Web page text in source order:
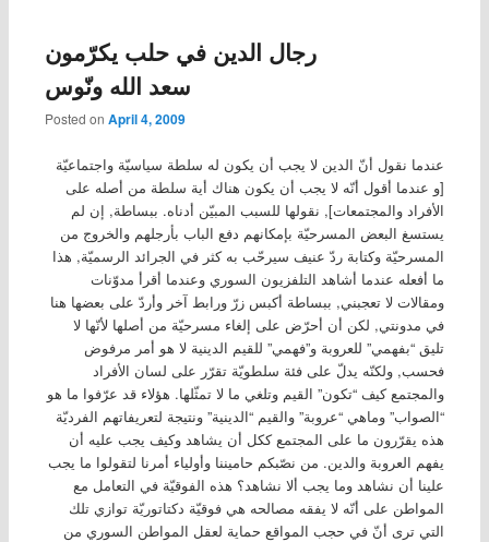
رجال الدين في حلب يكرّمون
سعد الله ونّوس
Posted on April 4, 2009
عندما نقول أنّ الدين لا يجب أن يكون له سلطة سياسيّة واجتماعيّة
[و عندما أقول أنّه لا يجب أن يكون هناك أية سلطة من أصله على
الأفراد والمجتمعات], نقولها للسبب المبيّن أدناه. ببساطة, إن لم
يستسغ البعض المسرحيّة بإمكانهم دفع الباب بأرجلهم والخروج من
المسرحيّة وكتابة ردّ عنيف سيرحّب به كثر في الجرائد الرسميّة, هذا
ما أفعله عندما أشاهد التلفزيون السوري وعندما أقرأ مدوّنات
ومقالات لا تعجبني, ببساطة أكبس زرّ ورابط آخر وأردّ على بعضها هنا
في مدونتي, لكن أن أحرّض على إلغاء مسرحيّة من أصلها لأنّها لا
تليق “بفهمي” للعروبة و”فهمي” للقيم الدينية لا هو أمر مرفوض
فحسب, ولكنّه يدلّ على فئة سلطويّة تقرّر على لسان الأفراد
والمجتمع كيف “تكون” القيم وتلغي ما لا تمثّلها. هؤلاء قد عرّفوا ما هو
“الصواب” وماهي “عروبة” والقيم “الدينية” ونتيجة لتعريفاتهم الفرديّة
هذه يقرّرون ما على المجتمع ككل أن يشاهد وكيف يجب عليه أن
يفهم العروبة والدين. من نصّبكم حاميننا وأولياء أمرنا لتقولوا ما يجب
علينا أن نشاهد وما يجب ألا نشاهد؟ هذه الفوقيّة في التعامل مع
المواطن على أنّه لا يفقه مصالحه هي فوقيّة دكتاتوريّة توازي تلك
التي ترى أنّ في حجب المواقع حماية لعقل المواطن السوري من